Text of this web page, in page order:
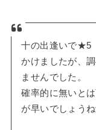
十の出逢いで★5
かけましたが、
ませんでした。
確率的に無いと
が早いでしょう